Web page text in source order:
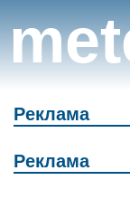
Реклама
Реклама